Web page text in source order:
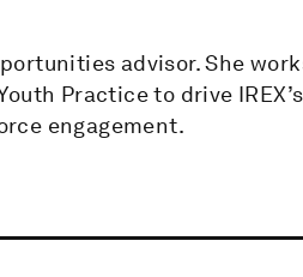
advisor. She
Practice to drive
engagement.